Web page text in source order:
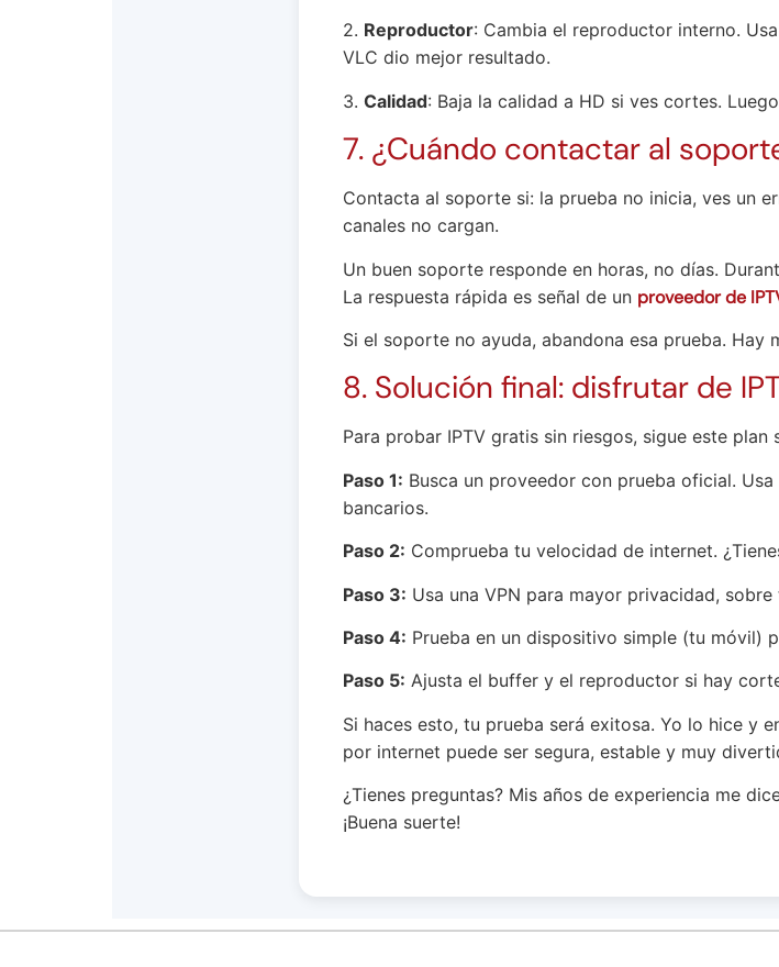
2. Reproductor: Cambia el reproductor interno.
VLC dio mejor resultado.
3. Calidad: Baja la calidad a HD si ves cortes.
7. ¿Cuándo contactar al
Contacta al soporte si: la prueba no inicia, ves un
canales no cargan.
Un buen soporte responde en horas, no días.
La respuesta rápida es señal de un proveedor de
Si el soporte no ayuda, abandona esa prueba. Hay
8. Solución final: disfrutar de
Para probar IPTV gratis sin riesgos, sigue este plan
Paso 1: Busca un proveedor con prueba oficial. Usa
bancarios.
Paso 2: Comprueba tu velocidad de internet.
Paso 3: Usa una VPN para mayor privacidad,
Paso 4: Prueba en un dispositivo simple (tu móvil)
Paso 5: Ajusta el buffer y el reproductor si hay
Si haces esto, tu prueba será exitosa. Yo lo hice y
por internet puede ser segura, estable y muy
¿Tienes preguntas? Mis años de experiencia me
¡Buena suerte!